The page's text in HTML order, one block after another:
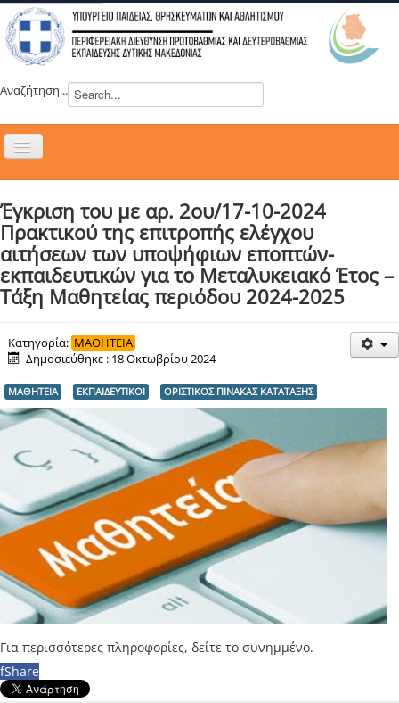
Αναζήτηση...
Εναλλαγή
ΝΕΑ
ΣΥΜΒΟΥΛΙΑ
ΕΥΡΩΠΑΪΚΑ ΠΡΟΓΡΑΜΜΑΤΑ
ΜΑΘΗΤΕΙΑ
ΔΡΑΣΕΙΣ
ΕΠΙΚΟΙΝΩΝΙΑ
ΕΞ ΑΠΟΣΤΑΣΕΩΣ ΕΚΠΑΙΔΕΥΣΗ
Έγκριση του με αρ. 2ου/17-10-2024
Πρακτικού της επιτροπής ελέγχου
αιτήσεων των υποψήφιων εποπτών-
εκπαιδευτικών για το Μεταλυκειακό Έτος –
Τάξη Μαθητείας περιόδου 2024-2025
Κατηγορία: ΜΑΘΗΤΕΙΑ
Δημοσιεύθηκε : 18 Οκτωβρίου 2024
ΜΑΘΗΤΕΙΑ ΕΚΠΑΙΔΕΥΤΙΚΟΙ ΟΡΙΣΤΙΚΟΣ ΠΙΝΑΚΑΣ ΚΑΤΑΤΑΞΗΣ
Για περισσότερες πληροφορίες, δείτε το συνημμένο.
fShare